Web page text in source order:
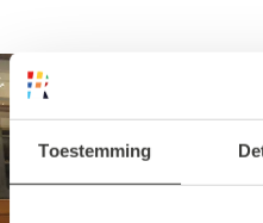
Toestemming